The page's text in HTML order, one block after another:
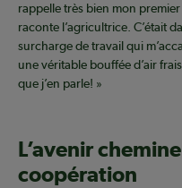
rappelle très bien mon
raconte l’agricultrice. C’était
surcharge de travail qui
une véritable bouffée d’air
que j’en parle! »
L’avenir
coopération